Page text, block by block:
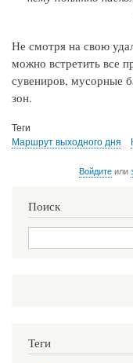
Не смотря на свою
можно встретить все
сувениров, мусорные
зон.
Теги
Маршрут выходного дня
Войдитеили
Поиск
Поиск
Теги